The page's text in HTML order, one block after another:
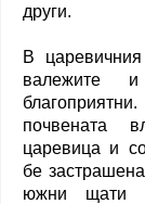
други.
В
валежите и
почвената
царевица и
бе
южни щати